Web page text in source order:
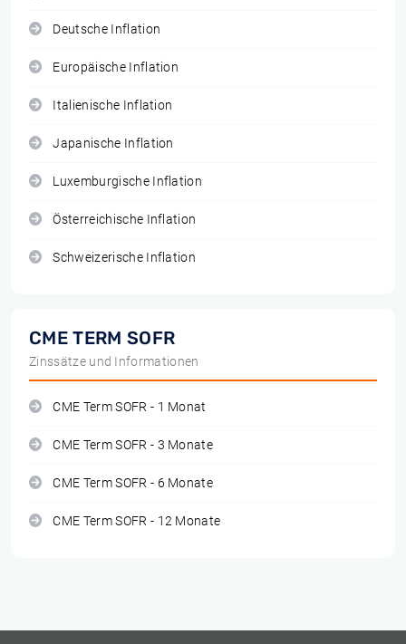
Deutsche Inflation
Europäische Inflation
Italienische Inflation
Japanische Inflation
Luxemburgische Inflation
Österreichische Inflation
Schweizerische Inflation
CME TERM SOFR
Zinssätze und Informationen
CME Term SOFR - 1 Monat
CME Term SOFR - 3 Monate
CME Term SOFR - 6 Monate
CME Term SOFR - 12 Monate